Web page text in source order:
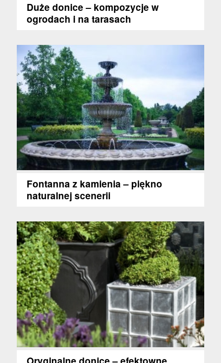
Duże donice – kompozycje w
ogrodach i na tarasach
Fontanna z kamienia – piękno
naturalnej scenerii